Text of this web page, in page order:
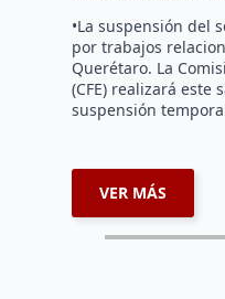
•La suspensión del
por trabajos
Querétaro. La
(CFE) realizará este
suspensión
VER MÁS